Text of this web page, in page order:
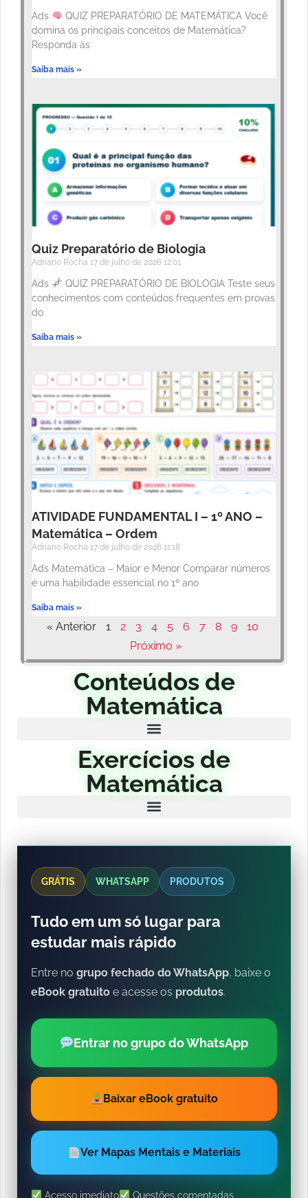
Ads
QUIZ PREPARATÓRIO DE MATEMÁTICA Você
domina os principais conceitos de Matemática?
Responda às
Saiba mais »
Quiz Preparatório de Biologia
Adriano Rocha 17 de julho de 2026 12:01
Ads
QUIZ PREPARATÓRIO DE BIOLOGIA Teste seus
conhecimentos com conteúdos frequentes em provas
do
Saiba mais »
ATIVIDADE FUNDAMENTAL I – 1º ANO –
Matemática – Ordem
Adriano Rocha 17 de julho de 2026 11:18
Ads Matemática – Maior e Menor Comparar números
é uma habilidade essencial no 1º ano
Saiba mais »
« Anterior 1 2 3 4 5 6 7 8 9
10
Próximo »
Conteúdos de
Matemática
Exercícios de
Matemática
GRÁTIS WHATSAPP PRODUTOS
Tudo em um só lugar para
estudar mais rápido
Entre no grupo fechado do WhatsApp, baixe o
eBook gratuito e acesse os produtos.
Entrar no grupo do WhatsApp
Baixar eBook gratuito
Ver Mapas Mentais e Materiais
Acesso imediato Questões comentadas